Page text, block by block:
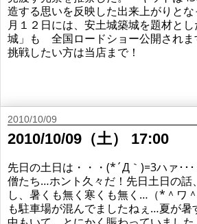
造する思いを反映した出来上がり
月１２日には、安土城築城を題材と
城」も 全国ロードショー公開されま
挑戦したい方は当店まで！
2010/10/09
2010/10/09（土） 17:00
先日の土日は・・・(*´Д｀)=3ハァ･･
僧たち…ホント久々だ！先日土日の話
し、暑くも無く寒くも無く…（*＾ワ
も駐車場が混んでましたねぇ…夏が暑